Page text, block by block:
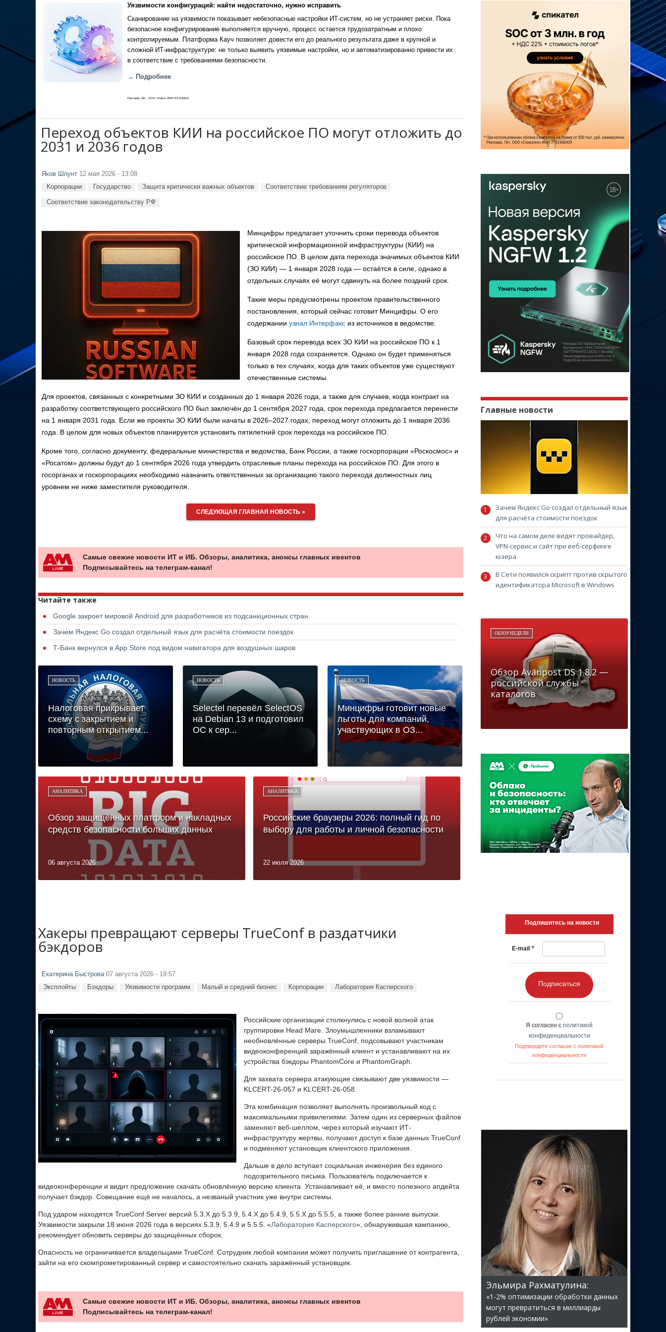
Уязвимости конфигураций: найти недостаточно, нужно исправить
Сканирование на уязвимости показывает небезопасные настройки ИТ-систем, но не устраняет риски. Пока
безопасное конфигурирование выполняется вручную, процесс остается трудозатратным и плохо
контролируемым. Платформа Кауч позволяет довести его до реального результата даже в крупной и
сложной ИТ-инфраструктуре: не только выявить уязвимые настройки, но и автоматизированно привести их
в соответствие с требованиями безопасности.
→ Подробнее
Реклама, 18+. ООО «Кауч» ИНН 9717142012
Переход объектов КИИ на российское ПО могут отложить до
2031 и 2036 годов
Яков Шпунт 12 мая 2026 - 13:08
Корпорации Государство Защита критически важных объектов Соответствие требованиям регуляторов
Соответствие законодательству РФ
Минцифры предлагает уточнить сроки перевода объектов
критической информационной инфраструктуры (КИИ) на
российское ПО. В целом дата перехода значимых объектов КИИ
(ЗО КИИ) — 1 января 2028 года — остаётся в силе, однако в
отдельных случаях её могут сдвинуть на более поздний срок.
Такие меры предусмотрены проектом правительственного
постановления, который сейчас готовит Минцифры. О его
содержании узнал Интерфакс из источников в ведомстве.
Базовый срок перевода всех ЗО КИИ на российское ПО к 1
января 2028 года сохраняется. Однако он будет применяться
только в тех случаях, когда для таких объектов уже существуют
отечественные системы.
Для проектов, связанных с конкретными ЗО КИИ и созданных до 1 января 2026 года, а также для случаев, когда контракт на
разработку соответствующего российского ПО был заключён до 1 сентября 2027 года, срок перехода предлагается перенести
на 1 января 2031 года. Если же проекты ЗО КИИ были начаты в 2026–2027 годах, переход могут отложить до 1 января 2036
года. В целом для новых объектов планируется установить пятилетний срок перехода на российское ПО.
Кроме того, согласно документу, федеральные министерства и ведомства, Банк России, а также госкорпорации «Роскосмос» и
«Росатом» должны будут до 1 сентября 2026 года утвердить отраслевые планы перехода на российское ПО. Для этого в
госорганах и госкорпорациях необходимо назначить ответственных за организацию такого перехода должностных лиц
уровнем не ниже заместителя руководителя.
СЛЕДУЮЩАЯ ГЛАВНАЯ НОВОСТЬ »
Самые свежие новости ИТ и ИБ. Обзоры, аналитика, анонсы главных ивентов
Подписывайтесь на телеграм-канал!
Читайте также
Google закроет мировой Android для разработчиков из подсанкционных стран
Зачем Яндекс Go создал отдельный язык для расчёта стоимости поездок
Т-Банк вернулся в App Store под видом навигатора для воздушных шаров
НОВОСТЬ
Налоговая прикрывает
схему с закрытием и
повторным открытием...
НОВОСТЬ
Selectel перевёл SelectOS
на Debian 13 и подготовил
ОС к сер...
НОВОСТЬ
Минцифры готовит новые
льготы для компаний,
участвующих в ОЗ...
АНАЛИТИКА
Обзор защищённых платформ и накладных
средств безопасности больших данных
06 августа 2026
АНАЛИТИКА
Российские браузеры 2026: полный гид по
выбору для работы и личной безопасности
22 июля 2026
Хакеры превращают серверы TrueConf в раздатчики
бэкдоров
Екатерина Быстрова 07 августа 2026 - 19:57
Эксплойты Бэкдоры Уязвимости программ Малый и средний бизнес Корпорации Лаборатория Касперского
Российские организации столкнулись с новой волной атак
группировки Head Mare. Злоумышленники взламывают
необновлённые серверы TrueConf, подсовывают участникам
видеоконференций заражённый клиент и устанавливают на их
устройства бэкдоры PhantomCore и PhantomGraph.
Для захвата сервера атакующие связывают две уязвимости —
KLCERT-26-057 и KLCERT-26-058.
Эта комбинация позволяет выполнять произвольный код с
максимальными привилегиями. Затем один из серверных файлов
заменяют веб-шеллом, через который изучают ИТ-
инфраструктуру жертвы, получают доступ к базе данных TrueConf
и подменяют установщик клиентского приложения.
Дальше в дело вступает социальная инженерия без единого
подозрительного письма. Пользователь подключается к
видеоконференции и видит предложение скачать обновлённую версию клиента. Устанавливает её, и вместо полезного апдейта
получает бэкдор. Совещание ещё не началось, а незваный участник уже внутри системы.
Под ударом находятся TrueConf Server версий 5.3.X до 5.3.9, 5.4.X до 5.4.9, 5.5.X до 5.5.5, а также более ранние выпуски.
Уязвимости закрыли 18 июня 2026 года в версиях 5.3.9, 5.4.9 и 5.5.5. «Лаборатория Касперского», обнаружившая кампанию,
рекомендует обновить серверы до защищённых сборок.
Опасность не ограничивается владельцами TrueConf. Сотрудник любой компании может получить приглашение от контрагента,
зайти на его скомпрометированный сервер и самостоятельно скачать заражённый установщик.
Самые свежие новости ИТ и ИБ. Обзоры, аналитика, анонсы главных ивентов
Подписывайтесь на телеграм-канал!
Главные новости
Зачем Яндекс Go создал отдельный язык
для расчёта стоимости поездок
Что на самом деле видят провайдер,
VPN-сервис и сайт при веб-сёрфинге
юзера
В Сети появился скрипт против скрытого
идентификатора Microsoft в Windows
ОБЗОР НЕДЕЛИ
Обзор Avanpost DS 1.8.2 —
российской службы
каталогов
Подпишитесь на новости
E-mail *
Подписаться
Я согласен с политикой
конфиденциальности
Подтвердите согласие с политикой
конфиденциальности
Эльмира Рахматулина:
«1-2% оптимизации обработки данных
могут превратиться в миллиарды
рублей экономии»